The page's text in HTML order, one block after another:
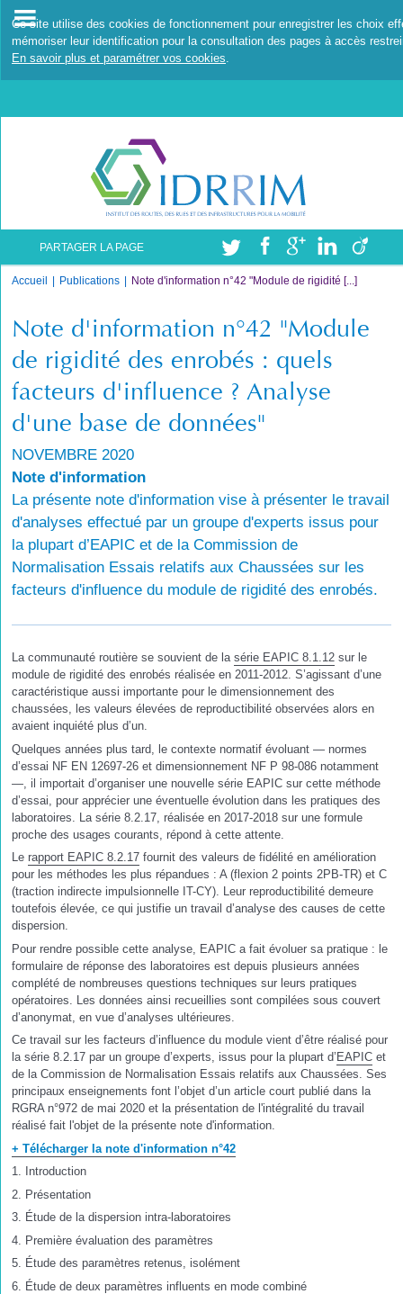
Ce site utilise des cookies de fonctionnement pour enregistrer les choix
mémoriser leur identification pour la consultation des pages à accès
En savoir plus et paramétrer vos cookies
PARTAGER LA PAGE
Accueil Publications Note d'information n°42 "Module de rigidité [...]
Note d'information n°42 "Module
de rigidité des enrobés : quels
facteurs d'influence ? Analyse
d'une base de données"
NOVEMBRE 2020
Note d'information
La présente note d'information vise à présenter le travail
d'analyses effectué par un groupe d'experts issus pour
la plupart d’EAPIC et de la Commission de
Normalisation Essais relatifs aux Chaussées sur les
facteurs d'influence du module de rigidité des enrobés.
La communauté routière se souvient de la série EAPIC 8.1.12 sur le
module de rigidité des enrobés réalisée en 2011-2012. S’agissant d’une
caractéristique aussi importante pour le dimensionnement des
chaussées, les valeurs élevées de reproductibilité observées alors en
avaient inquiété plus d’un.
Quelques années plus tard, le contexte normatif évoluant — normes
d’essai NF EN 12697-26 et dimensionnement NF P 98-086 notamment
—, il importait d’organiser une nouvelle série EAPIC sur cette méthode
d’essai, pour apprécier une éventuelle évolution dans les pratiques des
laboratoires. La série 8.2.17, réalisée en 2017-2018 sur une formule
proche des usages courants, répond à cette attente.
Le rapport EAPIC 8.2.17 fournit des valeurs de fidélité en amélioration
pour les méthodes les plus répandues : A (flexion 2 points 2PB-TR) et C
(traction indirecte impulsionnelle IT-CY). Leur reproductibilité demeure
toutefois élevée, ce qui justifie un travail d’analyse des causes de cette
dispersion.
Pour rendre possible cette analyse, EAPIC a fait évoluer sa pratique : le
formulaire de réponse des laboratoires est depuis plusieurs années
complété de nombreuses questions techniques sur leurs pratiques
opératoires. Les données ainsi recueillies sont compilées sous couvert
d’anonymat, en vue d’analyses ultérieures.
Ce travail sur les facteurs d’influence du module vient d’être réalisé pour
la série 8.2.17 par un groupe d’experts, issus pour la plupart d’ EAPIC et
de la Commission de Normalisation Essais relatifs aux Chaussées. Ses
principaux enseignements font l’objet d’un article court publié dans la
RGRA n°972 de mai 2020 et la présentation de l'intégralité du travail
réalisé fait l'objet de la présente note d'information.
+ Télécharger la note d'information n°42
1. Introduction
2. Présentation
3. Étude de la dispersion intra-laboratoires
4. Première évaluation des paramètres
5. Étude des paramètres retenus, isolément
6. Étude de deux paramètres influents en mode combiné